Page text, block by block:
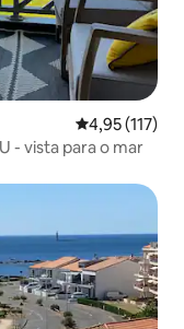
4,95 de uma
4,95 (117)
- vista para o mar